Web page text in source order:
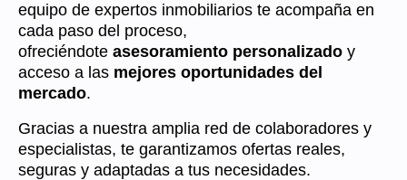
equipo de expertos inmobiliarios te acompaña en
cada paso del proceso,
ofreciéndote asesoramiento personalizado y
acceso a las mejores oportunidades del
mercado.
Gracias a nuestra amplia red de colaboradores y
especialistas, te garantizamos ofertas reales,
seguras y adaptadas a tus necesidades.